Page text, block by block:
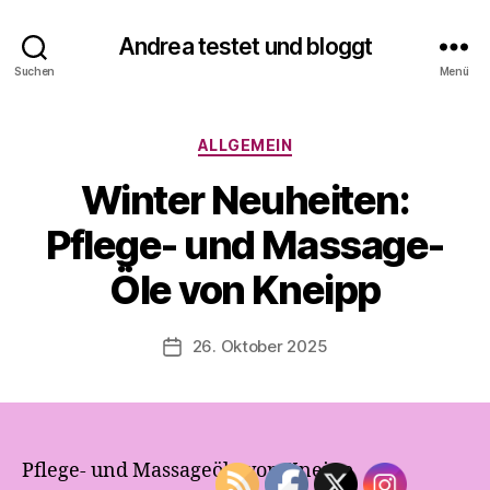
Suchen
Andrea testet und bloggt
Menü
Kategorien
ALLGEMEIN
Winter Neuheiten:
Pflege- und Massage-
Öle von Kneipp
Beitragsautor
V
n
e
a
e
t
d
Veröffentlichungsdatum
26. Oktober 2025
Pflege- und Massageöle von Kneipp